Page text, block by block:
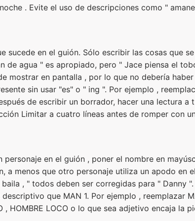
. Evite el uso de descripciones como "
sucede en el guión. Sólo escribir las cosas que
de agua " es apropiado, pero " Jace piensa el
mostrar en pantalla , por lo que no debería
sin usar "es" o " ing ". Por ejemplo ,
de escribir un borrador, hacer una lectura a
Limitar a cuatro líneas antes de romper con
en el guión , poner el nombre en
a menos que otro personaje utiliza un apodo en
, " todos deben ser corregidas para " Danny
que MAN 1. Por ejemplo , reemplazar
, HOMBRE LOCO o lo que sea adjetivo encaja la